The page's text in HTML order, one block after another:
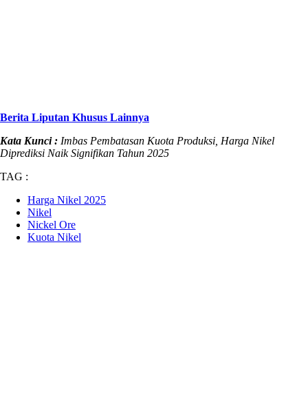
Berita Liputan Khusus Lainnya
Kata Kunci : Imbas Pembatasan Kuota Produksi, Harga Nikel
Diprediksi Naik Signifikan Tahun 2025
TAG :
Harga Nikel 2025
Nikel
Nickel Ore
Kuota Nikel